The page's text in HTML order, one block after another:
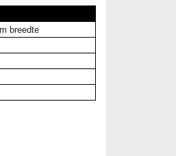
breedte